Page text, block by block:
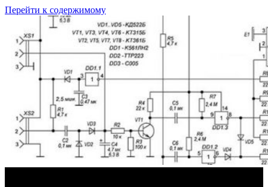
Перейти к содержимому